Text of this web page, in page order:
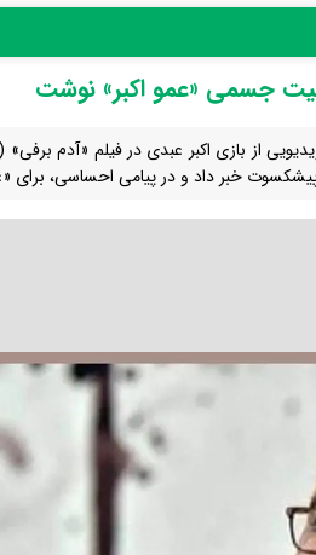
جسمی «عمو اکبر» نوشت
ویدیویی از بازی اکبر عبدی در فیلم «آدم